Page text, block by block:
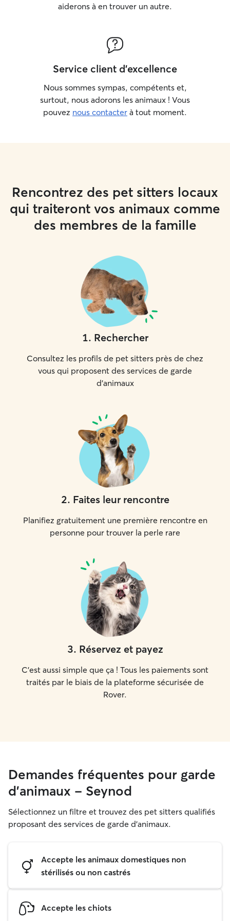
aiderons à en trouver un autre.
Service client d'excellence
Nous sommes sympas, compétents et,
surtout, nous adorons les animaux ! Vous
pouvez nous contacter à tout moment.
Rencontrez des pet sitters locaux
qui traiteront vos animaux comme
des membres de la famille
1. Rechercher
Consultez les profils de pet sitters près de chez
vous qui proposent des services de garde
d'animaux
2. Faites leur rencontre
Planifiez gratuitement une première rencontre en
personne pour trouver la perle rare
3. Réservez et payez
C'est aussi simple que ça ! Tous les paiements sont
traités par le biais de la plateforme sécurisée de
Rover.
Demandes fréquentes pour garde
d'animaux - Seynod
Sélectionnez un filtre et trouvez des pet sitters qualifiés
proposant des services de garde d'animaux.
Accepte les animaux domestiques non
stérilisés ou non castrés
Accepte les chiots